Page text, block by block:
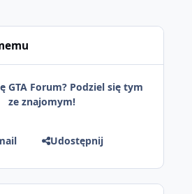
GTA Forum? Podziel się tym
ze znajomym!
Udostępnij